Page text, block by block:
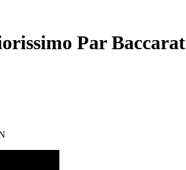
Par Baccarat